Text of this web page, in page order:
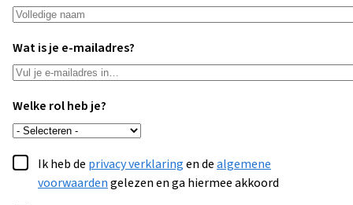
Wat is je e-mailadres?
Welke rol heb je?
Ik heb de privacy verklaringen dealgemene
voorwaardengelezen en ga hiermee akkoord